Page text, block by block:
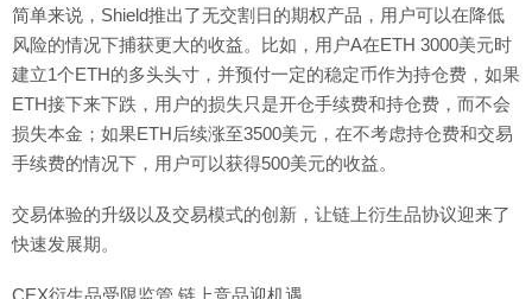
简单来说，Shield推出了无交割日的期权产品，用户可以在降低
风险的情况下捕获更大的收益。比如，用户A在ETH 3000美元时
建立1个ETH的多头头寸，并预付一定的稳定币作为持仓费，如果
ETH接下来下跌，用户的损失只是开仓手续费和持仓费，而不会
损失本金；如果ETH后续涨至3500美元，在不考虑持仓费和交易
手续费的情况下，用户可以获得500美元的收益。
交易体验的升级以及交易模式的创新，让链上衍生品协议迎来了
快速发展期。
CEX衍生品受限监管 链上竞品迎机遇